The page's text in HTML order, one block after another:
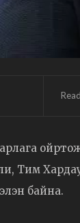
Тим
байна.